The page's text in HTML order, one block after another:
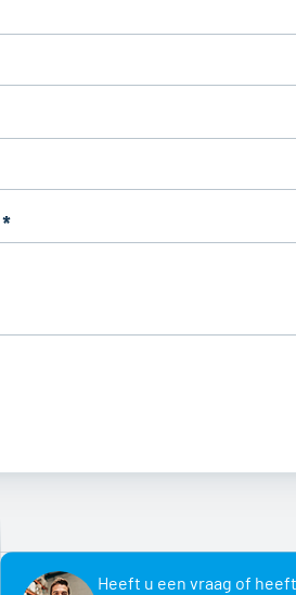
Heeft u een vraag of